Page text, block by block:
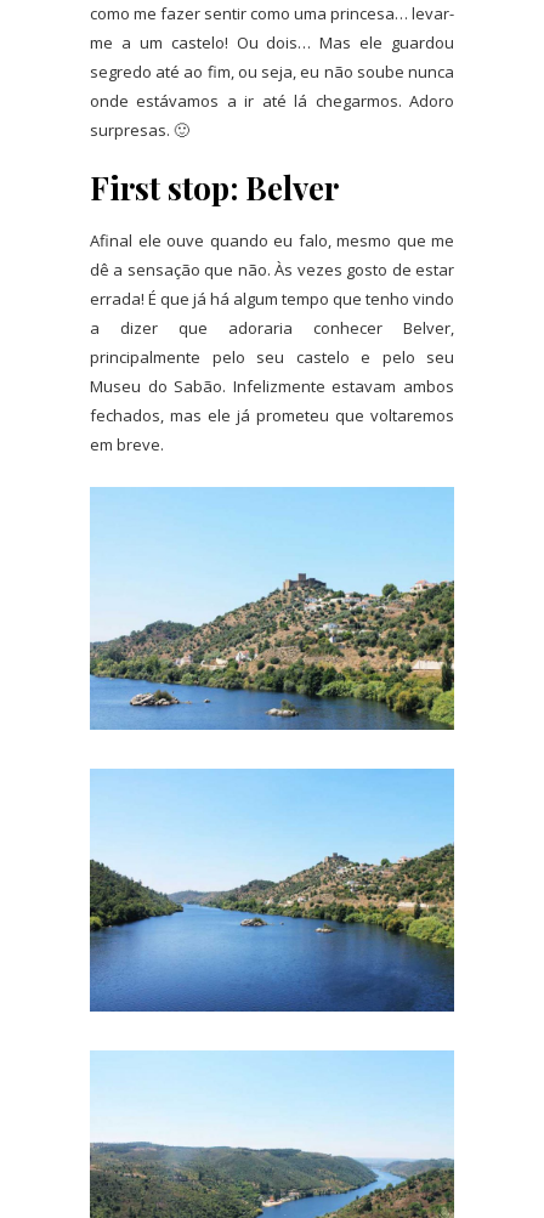
como me fazer sentir como uma princesa… levar-
me a um castelo! Ou dois… Mas ele guardou
segredo até ao fim, ou seja, eu não soube nunca
onde estávamos a ir até lá chegarmos. Adoro
surpresas. 🙂
First stop: Belver
Afinal ele ouve quando eu falo, mesmo que me
dê a sensação que não. Às vezes gosto de estar
errada! É que já há algum tempo que tenho vindo
a dizer que adoraria conhecer Belver,
principalmente pelo seu castelo e pelo seu
Museu do Sabão. Infelizmente estavam ambos
fechados, mas ele já prometeu que voltaremos
em breve.